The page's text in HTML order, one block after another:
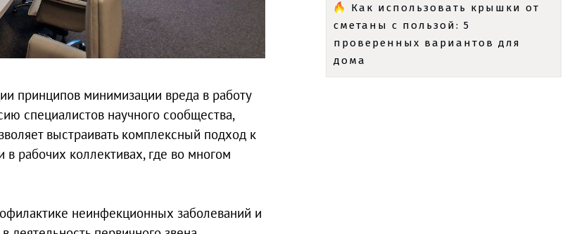
Как использовать крышки от
сметаны с пользой: 5
проверенных вариантов для
дома
принципов минимизации вреда в работу
специалистов научного сообщества,
выстраивать комплексный подход к
рабочих коллективах, где во многом
неинфекционных заболеваний и